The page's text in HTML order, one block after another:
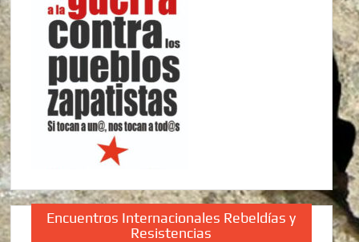
Encuentros Internacionales Rebeldías y
Resistencias